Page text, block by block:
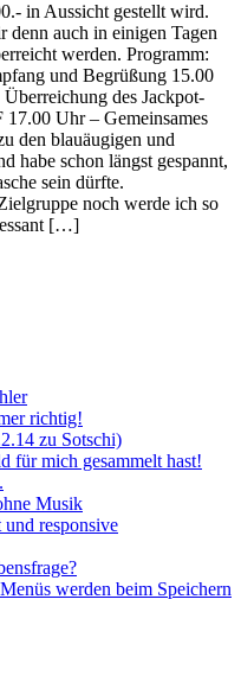
in Aussicht gestellt wird.
denn auch in einigen Tagen
werden. Programm:
und Begrüßung 15.00
des Jackpot-
Uhr – Gemeinsames
den blauäugigen und
habe schon längst gespannt,
sein dürfte.
noch werde ich so
[…]
richtig!
zu Sotschi)
für mich gesammelt hast!
Musik
responsive
werden beim Speichern